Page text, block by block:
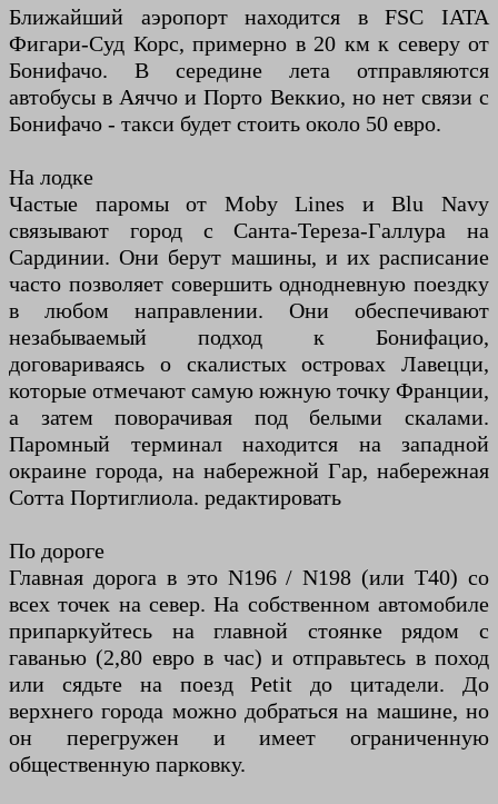
Ближайший аэропорт находится в FSC IATA
Фигари-Суд Корс, примерно в 20 км к северу от
Бонифачо. В середине лета отправляются
автобусы в Аяччо и Порто Веккио, но нет связи с
Бонифачо - такси будет стоить около 50 евро.
На лодке
Частые паромы от Moby Lines и Blu Navy
связывают город с Санта-Тереза-Галлура на
Сардинии. Они берут машины, и их расписание
часто позволяет совершить однодневную поездку
в любом направлении. Они обеспечивают
незабываемый подход к Бонифацио,
договариваясь о скалистых островах Лавецци,
которые отмечают самую южную точку Франции,
а затем поворачивая под белыми скалами.
Паромный терминал находится на западной
окраине города, на набережной Гар, набережная
Сотта Портиглиола. редактировать
По дороге
Главная дорога в это N196 / N198 (или T40) со
всех точек на север. На собственном автомобиле
припаркуйтесь на главной стоянке рядом с
гаванью (2,80 евро в час) и отправьтесь в поход
или сядьте на поезд Petit до цитадели. До
верхнего города можно добраться на машине, но
он перегружен и имеет ограниченную
общественную парковку.